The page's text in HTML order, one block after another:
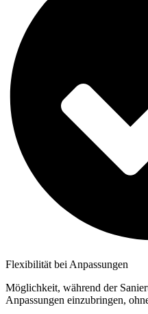
Flexibilität bei Anpassungen
Möglichkeit, während der
Anpassungen einzubringen,